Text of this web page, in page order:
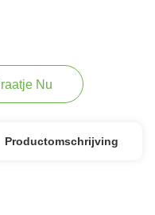
Nu
Productomschrijving